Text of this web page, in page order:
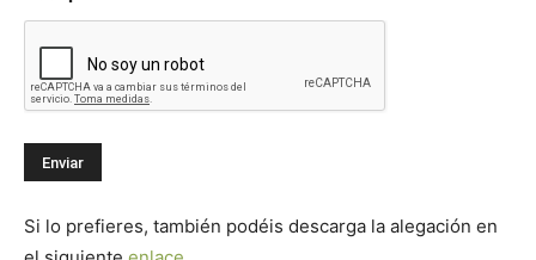
Si lo prefieres, también podéis descarga la alegación en